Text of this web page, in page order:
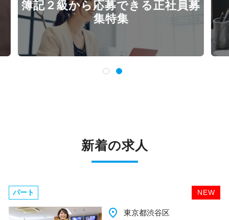
WEB面接もOKな求人特集
新着の求人
NEW
パート
place 千葉県柏市